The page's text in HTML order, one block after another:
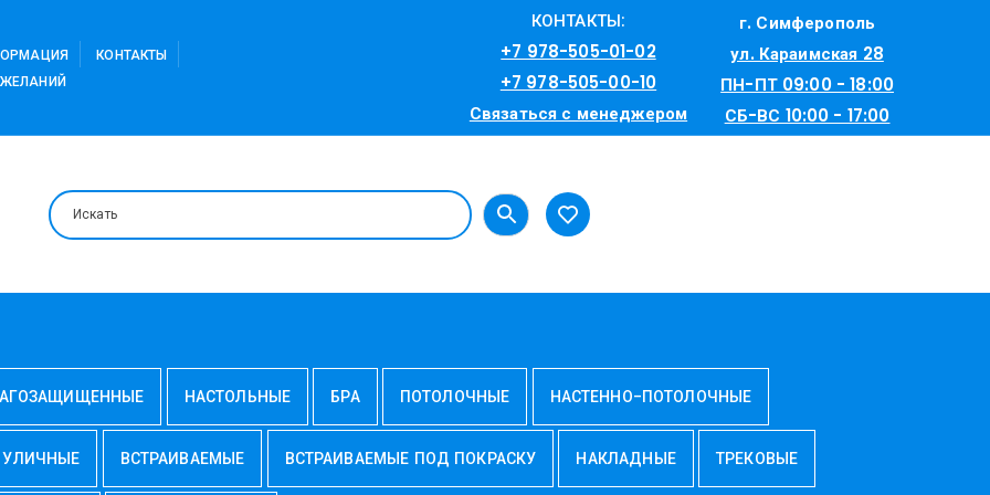
КОНТАКТЫ
КОНТАКТЫ:
+7 978-505-01-02
+7 978-505-00-10
Связаться с менеджером
г. Симферополь
ул. Караимская 28
ПН-ПТ 09:00 - 18:00
СБ-ВС 10:00 - 17:00
НАСТОЛЬНЫЕ БРА ПОТОЛОЧНЫЕ НАСТЕННО-ПОТОЛОЧНЫЕ
УЛИЧНЫЕ ВСТРАИВАЕМЫЕ ВСТРАИВАЕМЫЕ ПОД ПОКРАСКУ НАКЛАДНЫЕ ТРЕКОВЫЕ